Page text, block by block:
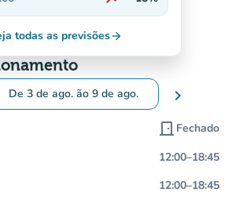
Em alta
todas as previsõesarrow_forward
De 3 de ago. ão 9 de ago.
o calendário para alterar as datas
chevron_right
door_front Fechado
12:00–18:45
12:00–18:45